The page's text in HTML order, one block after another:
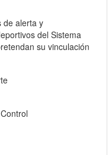
de alerta y
del Sistema
su vinculación